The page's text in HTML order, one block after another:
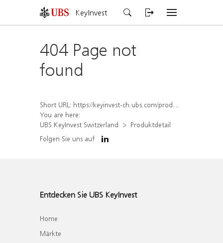
KeyInvest
404 Page not
found
Short URL: https://keyinvest-ch.ubs.com/produkt/detail/index/isin/CH1570354642
You are here:
UBS KeyInvest Switzerland
Produktdetail
Folgen Sie uns auf
Entdecken Sie UBS KeyInvest
Home
Märkte